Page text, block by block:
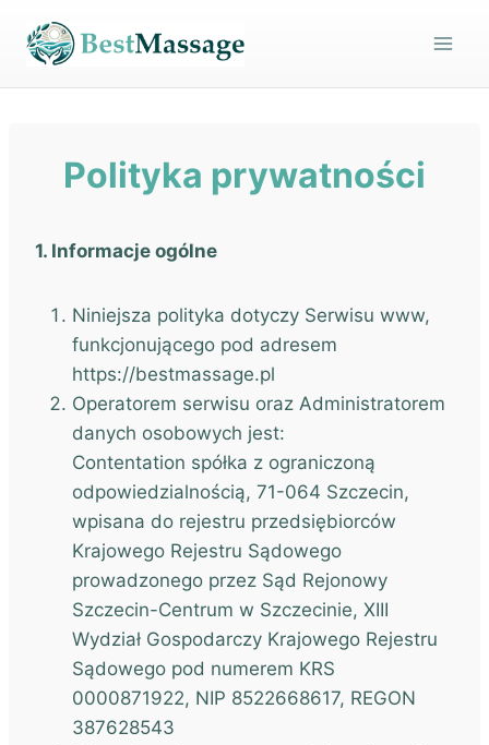
Polityka prywatności
1. Informacje ogólne
Niniejsza polityka dotyczy Serwisu www,
funkcjonującego pod adresem
https://bestmassage.pl
Operatorem serwisu oraz Administratorem
danych osobowych jest:
Contentation spółka z ograniczoną
odpowiedzialnością, 71-064 Szczecin,
wpisana do rejestru przedsiębiorców
Krajowego Rejestru Sądowego
prowadzonego przez Sąd Rejonowy
Szczecin-Centrum w Szczecinie, XIII
Wydział Gospodarczy Krajowego Rejestru
Sądowego pod numerem KRS
0000871922, NIP 8522668617, REGON
387628543